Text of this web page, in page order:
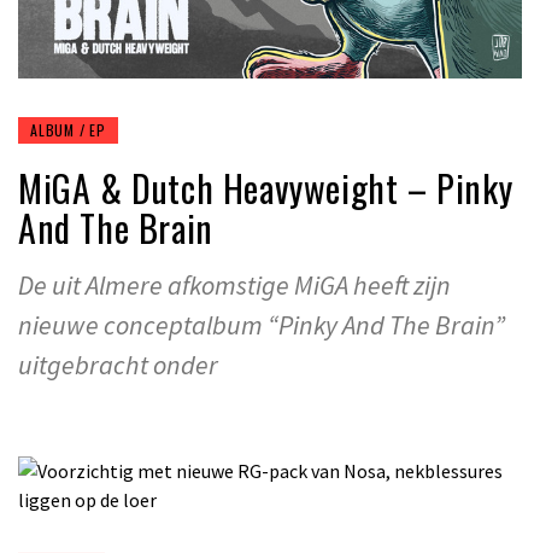
ALBUM / EP
MiGA & Dutch Heavyweight – Pinky
And The Brain
De uit Almere afkomstige MiGA heeft zijn
nieuwe conceptalbum “Pinky And The Brain”
uitgebracht onder